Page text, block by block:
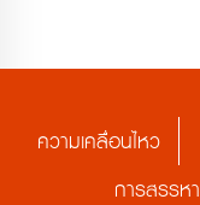
ความเคลื่อนไหว
การสรรหา